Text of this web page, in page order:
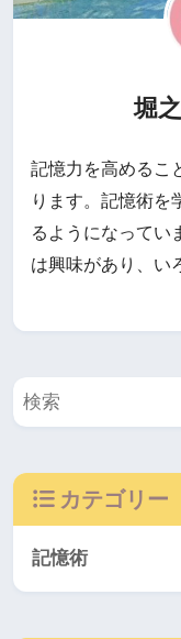
堀
記憶力を高めるこ
ります。記憶術を
るようになってい
は興味があり、い
カテゴリー
記憶術